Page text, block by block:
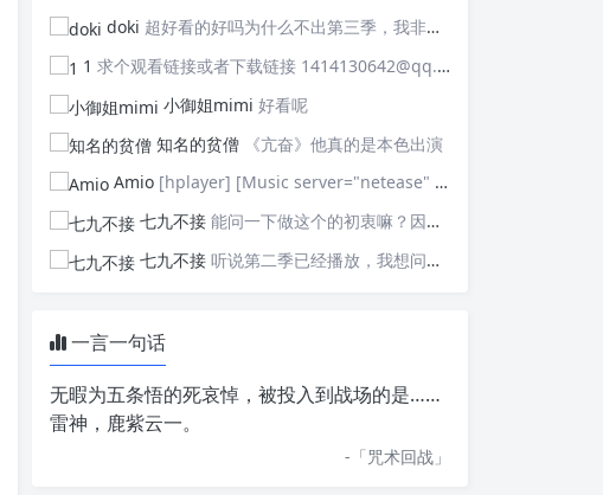
doki 超好看的好吗为什么不出第三季，我非常喜欢这部剧
1 求个观看链接或者下载链接 1414130642@qq.com
小御姐mimi 好看呢
知名的贫僧
《亢奋》他真的是本色出演
Amio [hplayer] [Music server="netease" id="" type=""/] [/hplayer] 试试
七九不接 能问一下做这个的初衷嘛？因为真的有被触动到
七九不接 听说第二季已经播放，我想问一下国内什么时候会播出
一言一句话
无暇为五条悟的死哀悼，被投入到战场的是……
雷神，鹿紫云一。
-「咒术回战 」